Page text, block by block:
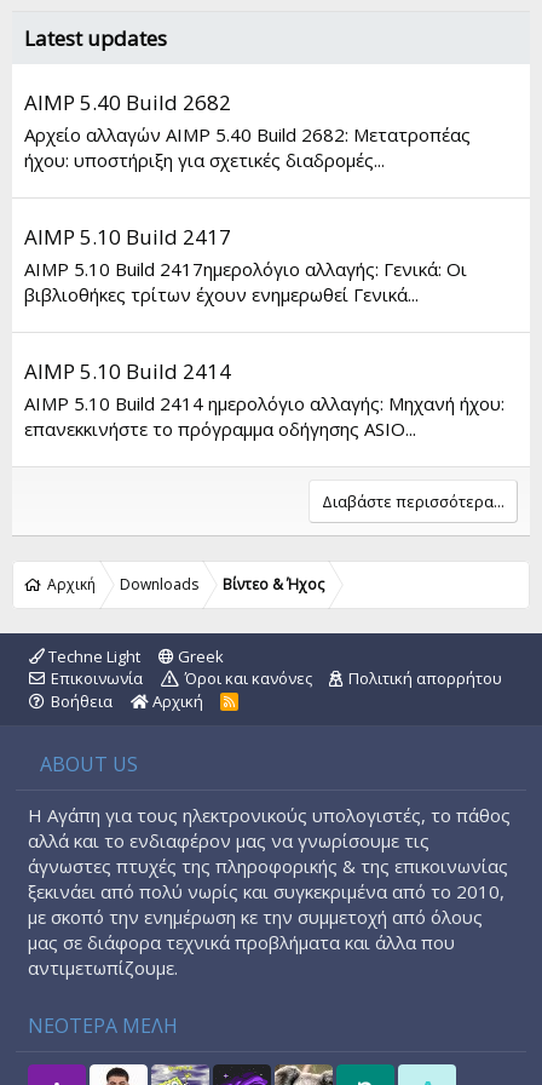
Latest updates
AIMP 5.40 Build 2682
Αρχείο αλλαγών AIMP 5.40 Build 2682: Μετατροπέας
ήχου: υποστήριξη για σχετικές διαδρομές...
AIMP 5.10 Build 2417
AIMP 5.10 Build 2417ημερολόγιο αλλαγής: Γενικά: Οι
βιβλιοθήκες τρίτων έχουν ενημερωθεί Γενικά...
AIMP 5.10 Build 2414
AIMP 5.10 Build 2414 ημερολόγιο αλλαγής: Μηχανή ήχου:
επανεκκινήστε το πρόγραμμα οδήγησης ASIO...
Διαβάστε περισσότερα...
Αρχική Downloads Βίντεο & Ήχος
Techne Light
Greek
Επικοινωνία
Όροι και κανόνες
Πολιτική απορρήτου
Βοήθεια
Αρχική
R
ABOUT US
Η Αγάπη για τους ηλεκτρονικούς υπολογιστές, το πάθος
αλλά και το ενδιαφέρον μας να γνωρίσουμε τις
άγνωστες πτυχές της πληροφορικής & της επικοινωνίας
ξεκινάει από πολύ νωρίς και συγκεκριμένα από το 2010,
με σκοπό την ενημέρωση κε την συμμετοχή από όλους
μας σε διάφορα τεχνικά προβλήματα και άλλα που
αντιμετωπίζουμε.
ΝΕΟΤΕΡΑ ΜΕΛΗ